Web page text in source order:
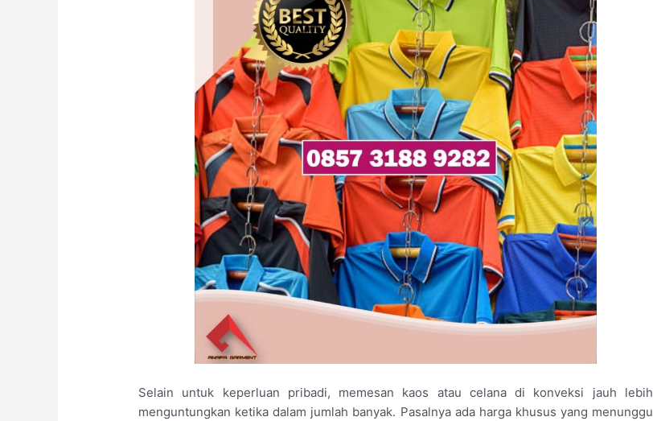
Selain untuk keperluan pribadi, memesan kaos atau celana di konveksi jauh lebih
menguntungkan ketika dalam jumlah banyak. Pasalnya ada harga khusus yang menunggu